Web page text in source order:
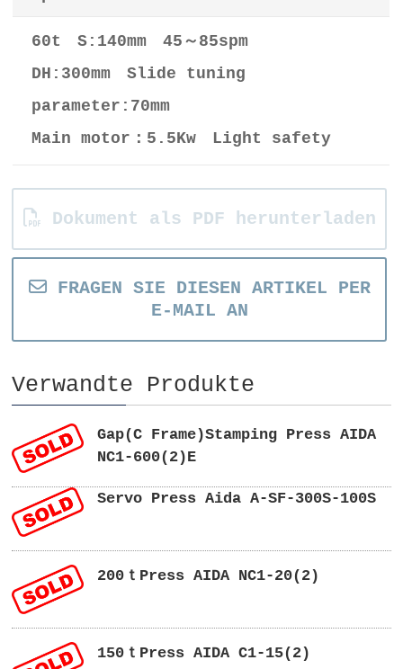
60t S:140mm 45～85spm
DH:300mm Slide tuning
parameter:70mm
Main motor：5.5Kw Light safety
Dokument als PDF herunterladen
FRAGEN SIE DIESEN ARTIKEL PER
E-MAIL AN
Verwandte Produkte
Gap(C Frame)Stamping Press AIDA
NC1-600(2)E
Servo Press Aida A-SF-300S-100S
200ｔPress AIDA NC1-20(2)
150ｔPress AIDA C1-15(2)